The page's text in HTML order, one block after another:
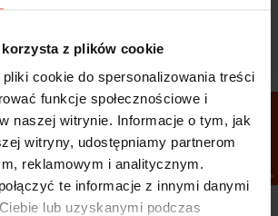
z plików cookie
cookie do spersonalizowania treści
funkcje społecznościowe i
naszej witrynie. Informacje o tym, jak
witryny, udostępniamy partnerom
reklamowym i analitycznym.
te informacje z innymi danymi
lub uzyskanymi podczas
przez
1
Opinie klientów
filtry